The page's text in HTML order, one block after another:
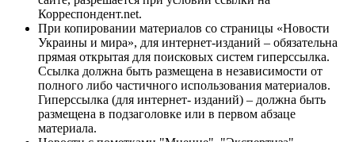
Корреспондент.net.
При копировании материалов со страницы «Новости
Украины и мира», для интернет-изданий – обязательна
прямая открытая для поисковых систем гиперссылка.
Ссылка должна быть размещена в независимости от
полного либо частичного использования материалов.
Гиперссылка (для интернет- изданий) – должна быть
размещена в подзаголовке или в первом абзаце
материала.